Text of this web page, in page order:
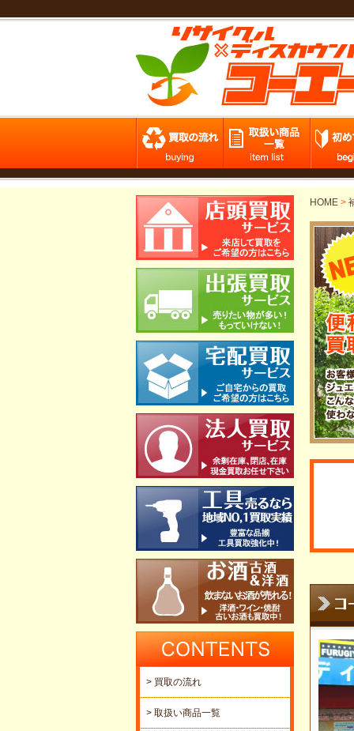
HOME >
> 買取の流れ
> 取扱い商品一覧